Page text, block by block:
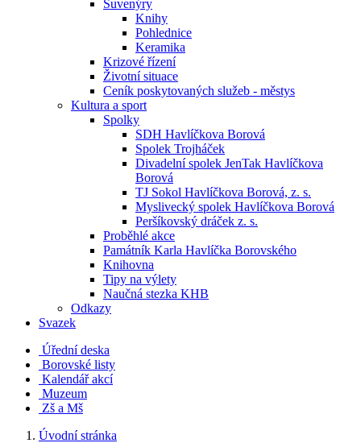
Suvenýry
Knihy
Pohlednice
Keramika
Krizové řízení
Životní situace
Ceník poskytovaných služeb - městys
Kultura a sport
Spolky
SDH Havlíčkova Borová
Spolek Trojháček
Divadelní spolek JenTak Havlíčkova
Borová
TJ Sokol Havlíčkova Borová, z. s.
Myslivecký spolek Havlíčkova Borová
Peršíkovský dráček z. s.
Proběhlé akce
Památník Karla Havlíčka Borovského
Knihovna
Tipy na výlety
Naučná stezka KHB
Odkazy
Svazek
Úřední deska
Borovské listy
Kalendář akcí
Muzeum
Zš a Mš
Úvodní stránka